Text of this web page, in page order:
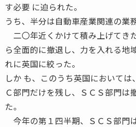
す必要 に迫られた。
うち、半分は自動車産業関連の業
二〇年近くかけて積み上げてき
ら全面的に撤退し、力を入れる地
れに英国に絞った。
しか も、このうち英国においては
Ｃ部門だけを残し、ＳＣＳ部門は
た。
今年の第１四半期、ＳＣＳ部門